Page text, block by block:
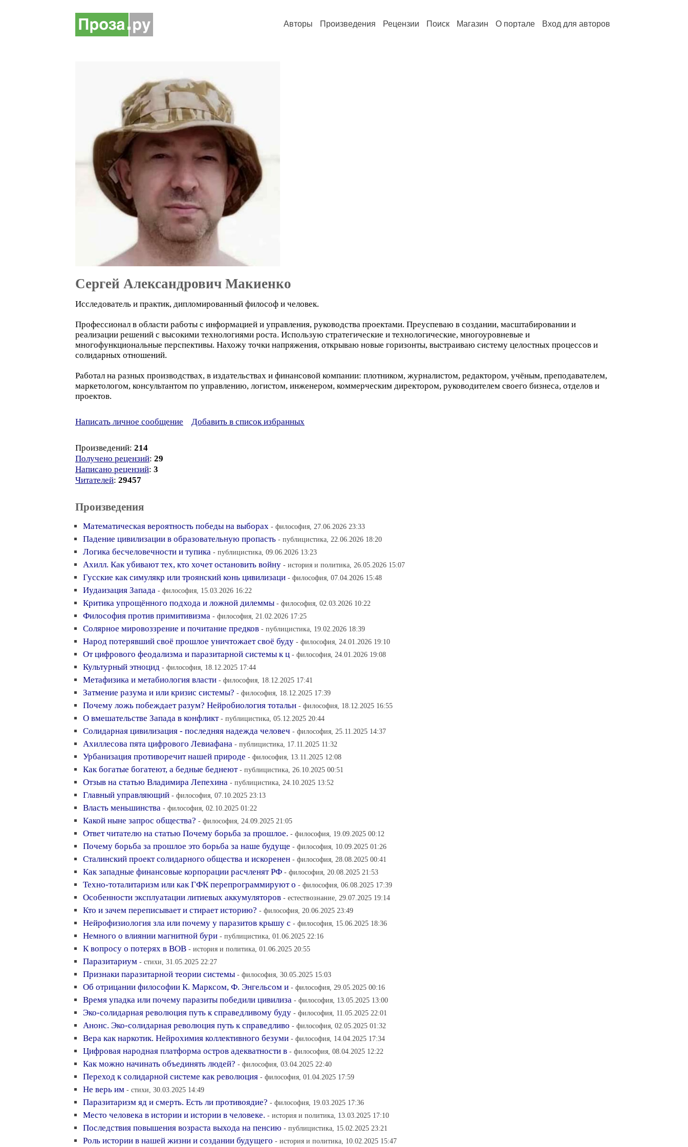
Авторы Произведения Рецензии Поиск Магазин О портале Вход для авторов
Сергей Александрович Макиенко
Исследователь и практик, дипломированный философ и человек.
Профессионал в области работы с информацией и управления, руководства проектами. Преуспеваю в создании, масштабировании и
реализации решений с высокими технологиями роста. Использую стратегические и технологические, многоуровневые и
многофункциональные перспективы. Нахожу точки напряжения, открываю новые горизонты, выстраиваю систему целостных процессов и
солидарных отношений.
Работал на разных производствах, в издательствах и финансовой компании: плотником, журналистом, редактором, учёным, преподавателем,
маркетологом, консультантом по управлению, логистом, инженером, коммерческим директором, руководителем своего бизнеса, отделов и
проектов.
Написать личное сообщение Добавить в список избранных
Произведений: 214
Получено рецензий: 29
Написано рецензий: 3
Читателей: 29457
Произведения
Математическая вероятность победы на выборах - философия, 27.06.2026 23:33
Падение цивилизации в образовательную пропасть - публицистика, 22.06.2026 18:20
Логика бесчеловечности и тупика - публицистика, 09.06.2026 13:23
Ахилл. Как убивают тех, кто хочет остановить войну - история и политика, 26.05.2026 15:07
Гусские как симулякр или троянский конь цивилизаци - философия, 07.04.2026 15:48
Иудаизация Запада - философия, 15.03.2026 16:22
Критика упрощённого подхода и ложной дилеммы - философия, 02.03.2026 10:22
Философия против примитивизма - философия, 21.02.2026 17:25
Солярное мировоззрение и почитание предков - публицистика, 19.02.2026 18:39
Народ потерявший своё прошлое уничтожает своё буду - философия, 24.01.2026 19:10
От цифрового феодализма и паразитарной системы к ц - философия, 24.01.2026 19:08
Культурный этноцид - философия, 18.12.2025 17:44
Метафизика и метабиология власти - философия, 18.12.2025 17:41
Затмение разума и или кризис системы? - философия, 18.12.2025 17:39
Почему ложь побеждает разум? Нейробиология тотальн - философия, 18.12.2025 16:55
О вмешательстве Запада в конфликт - публицистика, 05.12.2025 20:44
Солидарная цивилизация - последняя надежда человеч - философия, 25.11.2025 14:37
Ахиллесова пята цифрового Левиафана - публицистика, 17.11.2025 11:32
Урбанизация противоречит нашей природе - философия, 13.11.2025 12:08
Как богатые богатеют, а бедные беднеют - публицистика, 26.10.2025 00:51
Отзыв на статью Владимира Лепехина - публицистика, 24.10.2025 13:52
Главный управляющий - философия, 07.10.2025 23:13
Власть меньшинства - философия, 02.10.2025 01:22
Какой ныне запрос общества? - философия, 24.09.2025 21:05
Ответ читателю на статью Почему борьба за прошлое. - философия, 19.09.2025 00:12
Почему борьба за прошлое это борьба за наше будуще - философия, 10.09.2025 01:26
Сталинский проект солидарного общества и искоренен - философия, 28.08.2025 00:41
Как западные финансовые корпорации расчленят РФ - философия, 20.08.2025 21:53
Техно-тоталитаризм или как ГФК перепрограммируют о - философия, 06.08.2025 17:39
Особенности эксплуатации литиевых аккумуляторов - естествознание, 29.07.2025 19:14
Кто и зачем переписывает и стирает историю? - философия, 20.06.2025 23:49
Нейрофизиология зла или почему у паразитов крышу с - философия, 15.06.2025 18:36
Немного о влиянии магнитной бури - публицистика, 01.06.2025 22:16
К вопросу о потерях в ВОВ - история и политика, 01.06.2025 20:55
Паразитариум - стихи, 31.05.2025 22:27
Признаки паразитарной теории системы - философия, 30.05.2025 15:03
Об отрицании философии К. Марксом, Ф. Энгельсом и - философия, 29.05.2025 00:16
Время упадка или почему паразиты победили цивилиза - философия, 13.05.2025 13:00
Эко-солидарная революция путь к справедливому буду - философия, 11.05.2025 22:01
Анонс. Эко-солидарная революция путь к справедливо - философия, 02.05.2025 01:32
Вера как наркотик. Нейрохимия коллективного безуми - философия, 14.04.2025 17:34
Цифровая народная платформа остров адекватности в - философия, 08.04.2025 12:22
Как можно начинать объединять людей? - философия, 03.04.2025 22:40
Переход к солидарной системе как революция - философия, 01.04.2025 17:59
Не верь им - стихи, 30.03.2025 14:49
Паразитаризм яд и смерть. Есть ли противоядие? - философия, 19.03.2025 17:36
Место человека в истории и истории в человеке. - история и политика, 13.03.2025 17:10
Последствия повышения возраста выхода на пенсию - публицистика, 15.02.2025 23:21
Роль истории в нашей жизни и создании будущего - история и политика, 10.02.2025 15:47